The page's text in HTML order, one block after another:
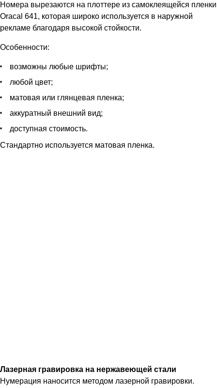
Номера вырезаются на плоттере из самоклеящейся пленки
Oracal 641, которая широко используется в наружной
рекламе благодаря высокой стойкости.
Особенности:
возможны любые шрифты;
любой цвет;
матовая или глянцевая пленка;
аккуратный внешний вид;
доступная стоимость.
Стандартно используется матовая пленка.
Лазерная гравировка на нержавеющей стали
Нумерация наносится методом лазерной гравировки.